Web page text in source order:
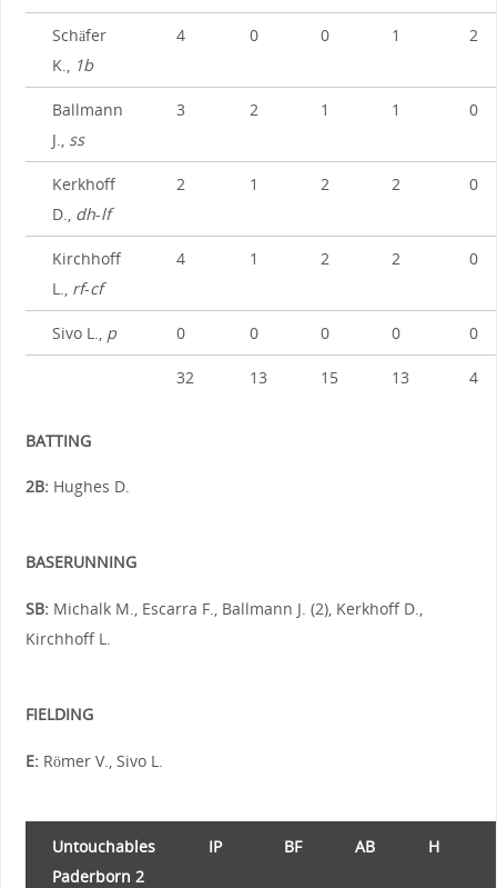
Schäfer
K.,
1b
4 0 0 1 2
Ballmann
J., ss
3 2 1 1 0
Kerkhoff
D., dh-lf
2 1 2 2 0
Kirchhoff
L., rf-cf
4 1 2 2 0
Sivo L., p 0 0 0 0 0
32 13 15 13 4
BATTING
2B:Hughes D.
BASERUNNING
SB:Michalk M., Escarra F., Ballmann J. (2), Kerkhoff D.,
Kirchhoff L.
FIELDING
E:Römer V., Sivo L.
Untouchables
Paderborn 2
IP BF AB H